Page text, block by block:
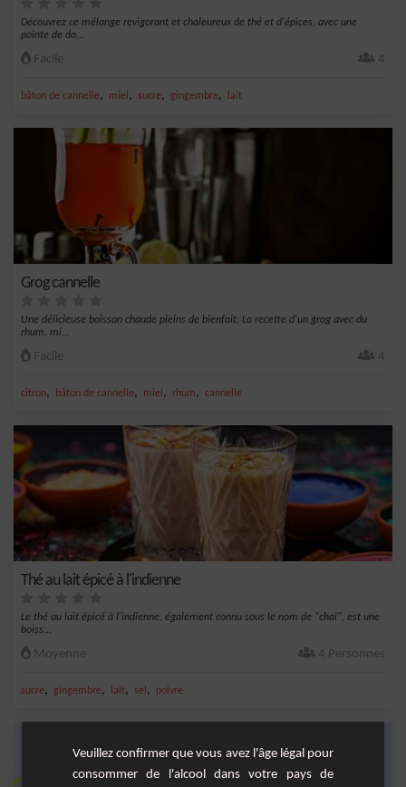
Découvrez ce mélange revigorant et chaleureux de thé et d'épices, avec une
pointe de do...
Facile 4
bâton de cannelle, miel , sucre, gingembre, lait
Grog cannelle
Une délicieuse boisson chaude pleins de bienfait. La recette d'un grog avec du
rhum, mi...
Facile 4
citron, bâton de cannelle, miel , rhum, cannelle
Thé au lait épicé à l'indienne
Le thé au lait épicé à l'indienne, également connu sous le nom de "chai", est une
boiss...
Moyenne 4 Personnes
sucre, gingembre, lait, sel , poivre
Veuillez confirmer que vous avez l'âge légal pour
consommer de l'alcool dans votre pays de